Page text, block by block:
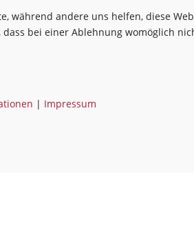
während andere uns helfen, diese
bei einer Ablehnung womöglich
| Impressum